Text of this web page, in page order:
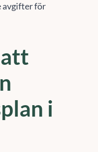
avgifter för
i